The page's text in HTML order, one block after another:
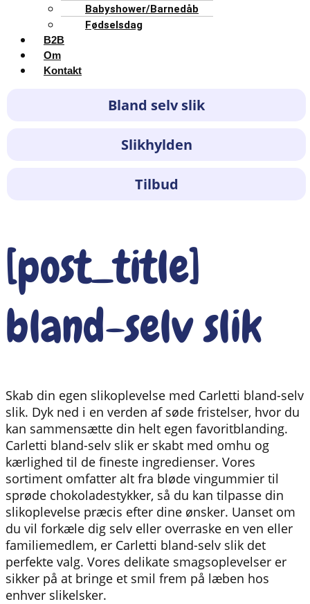
Babyshower/Barnedåb
Fødselsdag
B2B
Om
Kontakt
Bland selv slik
Slikhylden
Tilbud
[post_title]
bland-selv slik
Skab din egen slikoplevelse med Carletti bland-selv
slik. Dyk ned i en verden af søde fristelser, hvor du
kan sammensætte din helt egen favoritblanding.
Carletti bland-selv slik er skabt med omhu og
kærlighed til de fineste ingredienser. Vores
sortiment omfatter alt fra bløde vingummier til
sprøde chokoladestykker, så du kan tilpasse din
slikoplevelse præcis efter dine ønsker. Uanset om
du vil forkæle dig selv eller overraske en ven eller
familiemedlem, er Carletti bland-selv slik det
perfekte valg. Vores delikate smagsoplevelser er
sikker på at bringe et smil frem på læben hos
enhver slikelsker.